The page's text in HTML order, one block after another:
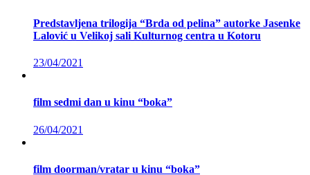
Predstavljena trilogija “Brda od pelina” autorke Jasenke
Lalović u Velikoj sali Kulturnog centra u Kotoru
23/04/2021
film sedmi dan u kinu “boka”
26/04/2021
film doorman/vratar u kinu “boka”